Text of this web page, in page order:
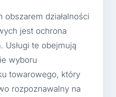
obszarem działalności
jest ochrona
Usługi te obejmują
wyboru
towarowego, który
rozpoznawalny na